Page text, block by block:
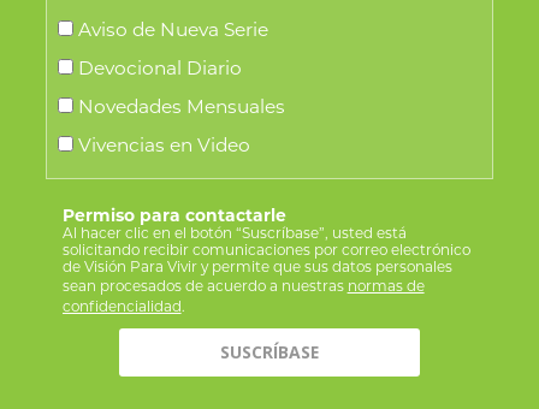
Aviso de Nueva Serie
Devocional Diario
Novedades Mensuales
Vivencias en Video
Permiso para contactarle
Al hacer clic en el botón “Suscríbase”, usted está
solicitando recibir comunicaciones por correo electrónico
de Visión Para Vivir y permite que sus datos personales
sean procesados de acuerdo a nuestras normas de
confidencialidad.